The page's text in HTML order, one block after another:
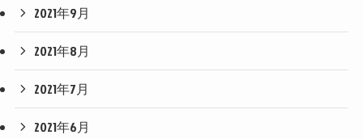
2021年9月
2021年8月
2021年7月
2021年6月